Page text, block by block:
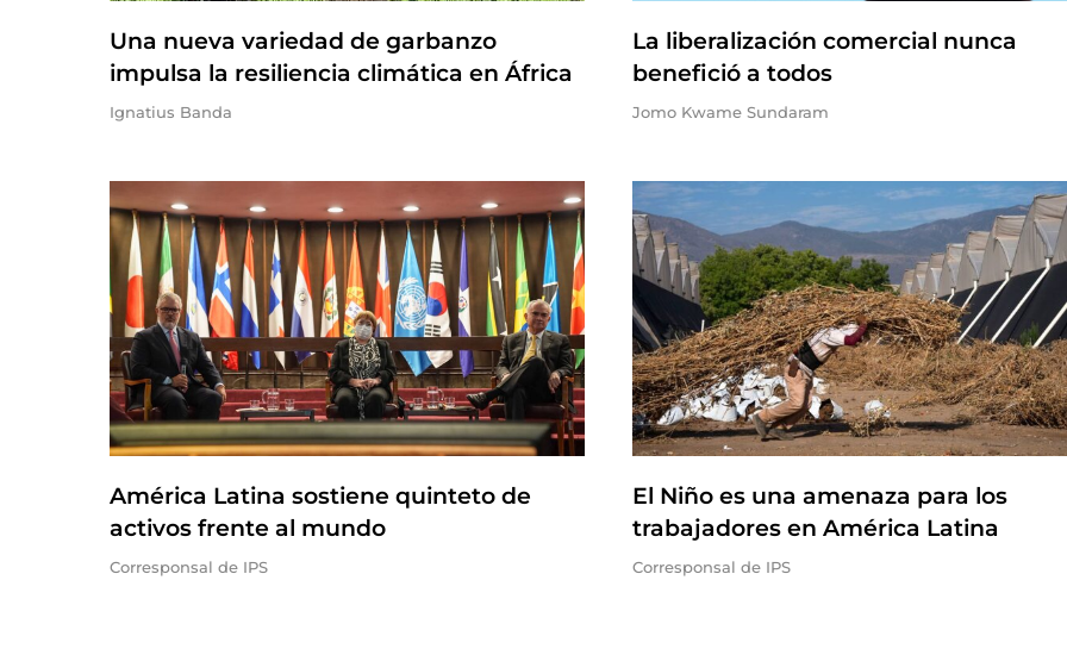
Una nueva variedad de garbanzo
impulsa la resiliencia climática en África
Ignatius Banda
La liberalización comercial nunca
benefició a todos
Jomo Kwame Sundaram
América Latina sostiene quinteto de
activos frente al mundo
Corresponsal de IPS
El Niño es una amenaza para los
trabajadores en América Latina
Corresponsal de IPS